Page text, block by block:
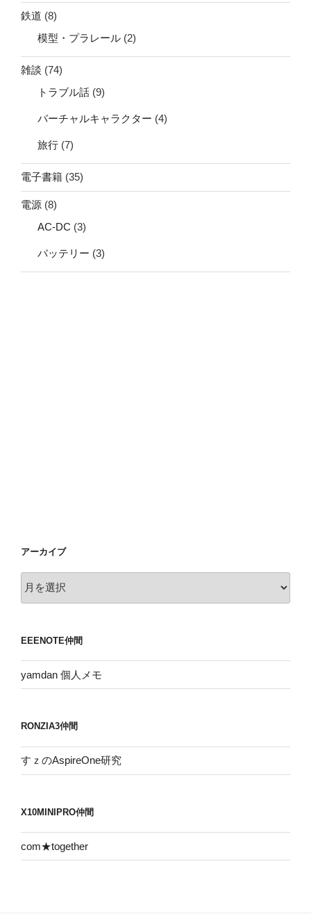
鉄道 (8)
模型・プラレール (2)
雑談 (74)
トラブル話 (9)
バーチャルキャラクター (4)
旅行 (7)
電子書籍 (35)
電源 (8)
AC-DC (3)
バッテリー (3)
アーカイブ
ー
ブ
EEENOTE仲間
yamdan 個人メモ
RONZIA3仲間
すｚのAspireOne研究
X10MINIPRO仲間
com★together